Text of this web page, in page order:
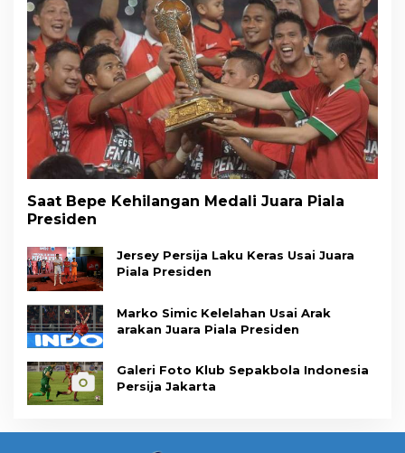
Saat Bepe Kehilangan Medali Juara Piala
Presiden
Jersey Persija Laku Keras Usai Juara
Piala Presiden
Marko Simic Kelelahan Usai Arak
arakan Juara Piala Presiden
Galeri Foto Klub Sepakbola Indonesia
Persija Jakarta